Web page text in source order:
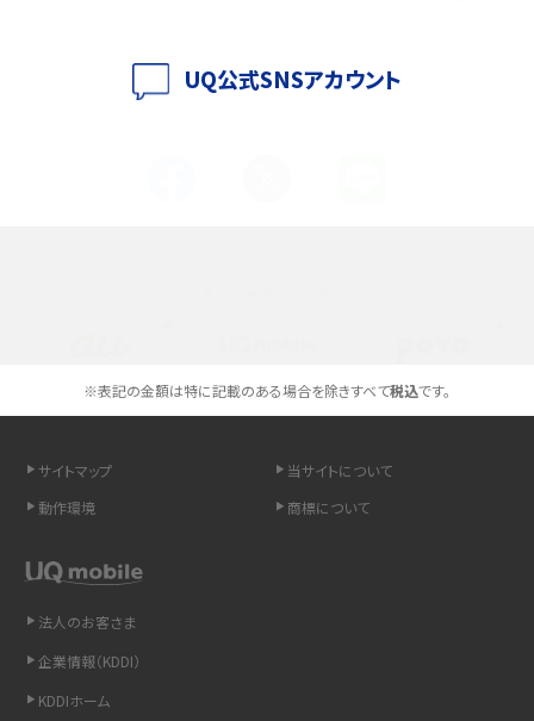
スマホや携帯端末の通信速度制限とは？回避のコツや解除のタイミング・方法
を解説
LINEの引き継ぎ方法は？対象データや事前準備・条件・注意点などを解説
非通知設定とは？184で電話をかける方法やiPhone・Androidの設定を解説
スマホのウィジェットとは？iPhone・Androidの設定方法やおススメを紹介
UQ公式SNSアカウント
※表記の金額は特に記載のある場合を除きすべて税込です。
サイトマップ
当サイトについて
動作環境
商標について
法人のお客さま
企業情報（KDDI）
KDDIホーム